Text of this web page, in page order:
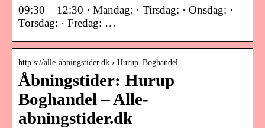
09:30 – 12:30 · Mandag: · Tirsdag: · Onsdag: ·
Torsdag: · Fredag: …
http s://alle-abningstider.dk › Hurup_Boghandel
Åbningstider: Hurup
Boghandel – Alle-
abningstider.dk